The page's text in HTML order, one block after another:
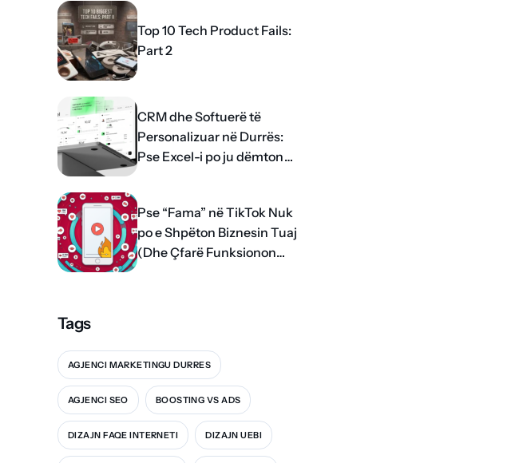
Top 10 Tech Product Fails:
Part 2
CRM dhe Softuerë të
Personalizuar në Durrës:
Pse Excel-i po ju dëmton
Pse “Fama” në TikTok Nuk
po e Shpëton Biznesin Tuaj
(Dhe Çfarë Funksionon
Tags
AGJENCI MARKETINGU DURRES
AGJENCI SEO BOOSTING VS ADS
DIZAJN FAQE INTERNETI DIZAJN UEBI